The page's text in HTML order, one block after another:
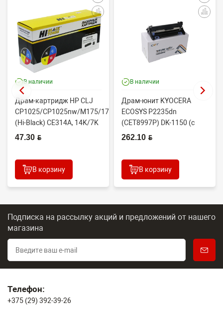
В наличии
Драм-картридж HP CLJ
CP1025/CP1025nw/M175/176/177/275
(Hi-Black) CE314A, 14K/7K
47.30 BYN
В корзину
В наличии
Драм-юнит KYOCERA
ECOSYS P2235dn
(CET8997P) DK-1150 (c
двухслойным ракелем)
262.10 BYN
В корзину
Подписка на рассылку акций и предложений от нашего
магазина
Телефон:
+375 (29) 392-39-26